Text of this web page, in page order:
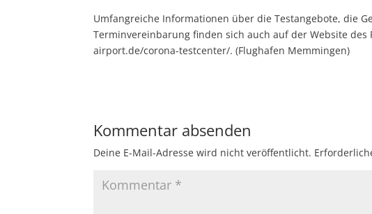
Umfangreiche Informationen über die Testangebote, die
Terminvereinbarung finden sich auch auf der Website
airport.de/corona-testcenter/. (Flughafen Memmingen)
Kommentar absenden
Deine E-Mail-Adresse wird nicht veröffentlicht.